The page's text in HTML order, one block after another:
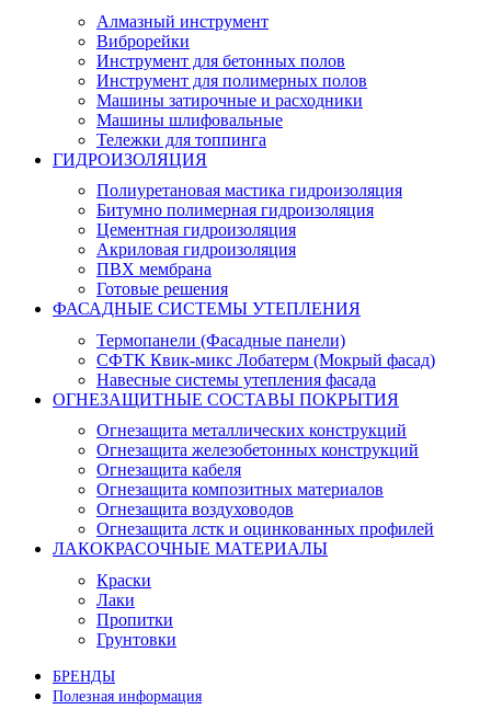
Алмазный инструмент
Виброрейки
Инструмент для бетонных полов
Инструмент для полимерных полов
Машины затирочные и расходники
Машины шлифовальные
Тележки для топпинга
ГИДРОИЗОЛЯЦИЯ
Полиуретановая мастика гидроизоляция
Битумно полимерная гидроизоляция
Цементная гидроизоляция
Акриловая гидроизоляция
ПВХ мембрана
Готовые решения
ФАСАДНЫЕ СИСТЕМЫ УТЕПЛЕНИЯ
Термопанели (Фасадные панели)
СФТК Квик-микс Лобатерм (Мокрый фасад)
Навесные системы утепления фасада
ОГНЕЗАЩИТНЫЕ СОСТАВЫ ПОКРЫТИЯ
Огнезащита металлических конструкций
Огнезащита железобетонных конструкций
Огнезащита кабеля
Огнезащита композитных материалов
Огнезащита воздуховодов
Огнезащита лстк и оцинкованных профилей
ЛАКОКРАСОЧНЫЕ МАТЕРИАЛЫ
Краски
Лаки
Пропитки
Грунтовки
БРЕНДЫ
Полезная информация